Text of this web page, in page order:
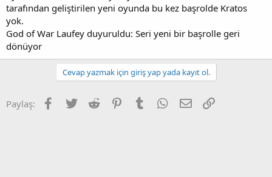
a
t
a
n
r
h
tarafından geliştirilen yeni oyunda bu kez başrolde Kratos
yok.
God of War Laufey duyuruldu: Seri yeni bir başrolle geri
dönüyor
Cevap yazmak için giriş yap yada kayıt ol.
Paylaş: Facebook
Twitter Reddit PinterestTumblr WhatsApp
E-posta